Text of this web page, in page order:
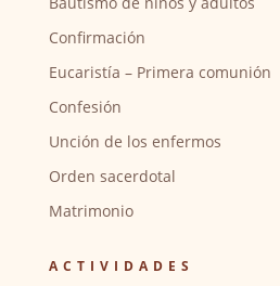
Confirmación
Eucaristía – Primera comunión
Confesión
Unción de los enfermos
Orden sacerdotal
Matrimonio
ACTIVIDADES